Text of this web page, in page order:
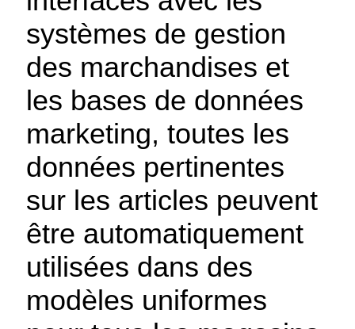
systèmes de gestion
des marchandises et
les bases de données
marketing, toutes les
données pertinentes
sur les articles peuvent
être automatiquement
utilisées dans des
modèles uniformes